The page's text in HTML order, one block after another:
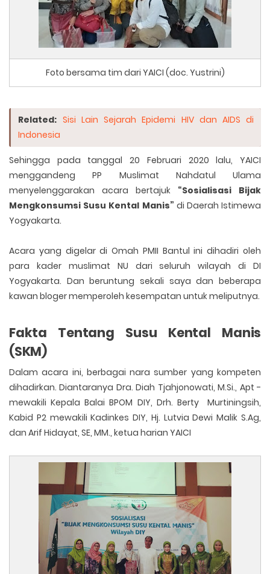
Foto bersama tim dari YAICI (doc. Yustrini)
Related: Sisi Lain Sejarah Epidemi HIV dan AIDS di
Indonesia
Sehingga pada tanggal 20 Februari 2020 lalu, YAICI
menggandeng PP Muslimat Nahdatul Ulama
menyelenggarakan acara bertajuk “Sosialisasi Bijak
Mengkonsumsi Susu Kental Manis” di Daerah Istimewa
Yogyakarta.
Acara yang digelar di Omah PMII Bantul ini dihadiri oleh
para kader muslimat NU dari seluruh wilayah di DI
Yogyakarta. Dan beruntung sekali saya dan beberapa
kawan bloger memperoleh kesempatan untuk meliputnya.
Fakta Tentang Susu Kental Manis
(SKM)
Dalam acara ini, berbagai nara sumber yang kompeten
dihadirkan. Diantaranya Dra. Diah Tjahjonowati, M.Si., Apt -
mewakili Kepala Balai BPOM DIY, Drh. Berty Murtiningsih,
Kabid P2 mewakili Kadinkes DIY, Hj. Lutvia Dewi Malik S.Ag,
dan Arif Hidayat, SE, MM., ketua harian YAICI